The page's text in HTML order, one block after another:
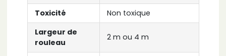
Toxicité
Non toxique
Largeur de
rouleau
2 m ou 4 m